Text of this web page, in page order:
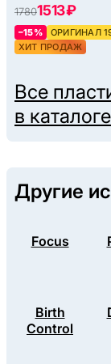
17801513 ₽
–15%
ОРИГИНАЛ
ХИТ ПРОДАЖ
Все
в
Другие
Focus
Birth
Control